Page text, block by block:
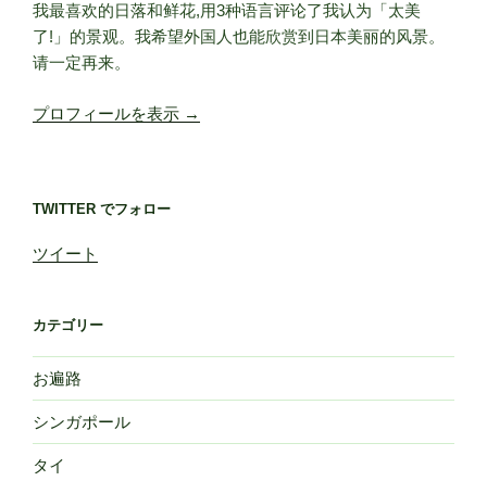
我最喜欢的日落和鲜花,用3种语言评论了我认为「太美
了!」的景观。我希望外国人也能欣赏到日本美丽的风景。
请一定再来。
プロフィールを表示 →
TWITTER でフォロー
ツイート
カテゴリー
お遍路
シンガポール
タイ